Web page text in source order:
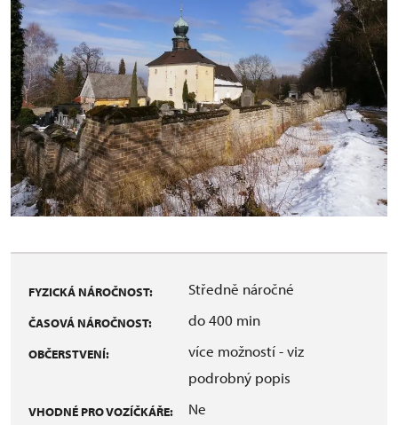
FYZICKÁ NÁROČNOST: Středně náročné
ČASOVÁ NÁROČNOST: do 400 min
OBČERSTVENÍ:
více možností - viz
podrobný popis
VHODNÉ PRO VOZÍČKÁŘE: Ne